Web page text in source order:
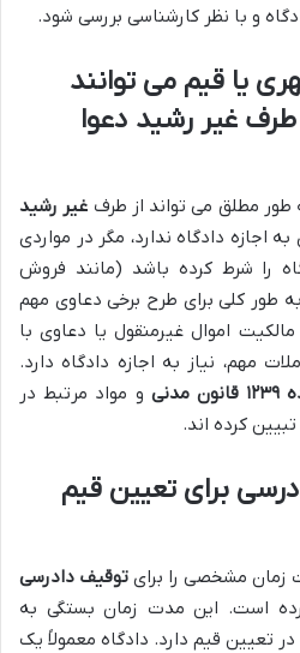
و با نظر کارشناسی بررسی شود.
یا قیم می توانند
طرف غیر رشید دعوا
مطلق می تواند از طرف غیر رشید
اجازه دادگاه ندارد، مگر در مواردی
را شرط کرده باشد (مانند فروش
طور کلی برای طرح برخی دعاوی مهم
اموال غیرمنقول یا دعاوی با
مهم، نیاز به اجازه دادگاه دارد.
مدنی
و مواد مرتبط در
تبیین کرده اند.
برای تعیین قیم
زمان مشخصی را برای توقیف دادرسی
است. این مدت زمان بستگی به
تعیین قیم دارد. دادگاه معمولاً یک